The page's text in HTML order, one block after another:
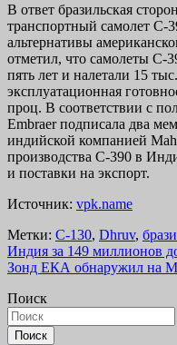
В ответ бразильская
транспортный самолет C-
альтернативы
отметил, что самолеты C-
пять лет и налетали 15
эксплуатационная
проц. В соответствии с
Embraer подписала два
индийской компанией
производства C-390 в
и поставки на экспорт.
Источник: vpk.name
Метки: C-130, Dhruv,
Навигация
по
записям
Индия за 149 миллионов
Зонд ЕКА обнаружил на
Поиск
Поиск